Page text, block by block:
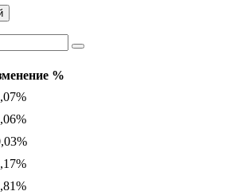
%
%
%
%
%
%